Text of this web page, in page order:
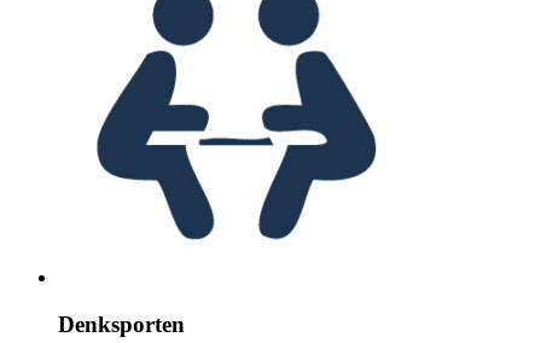
Denksporten